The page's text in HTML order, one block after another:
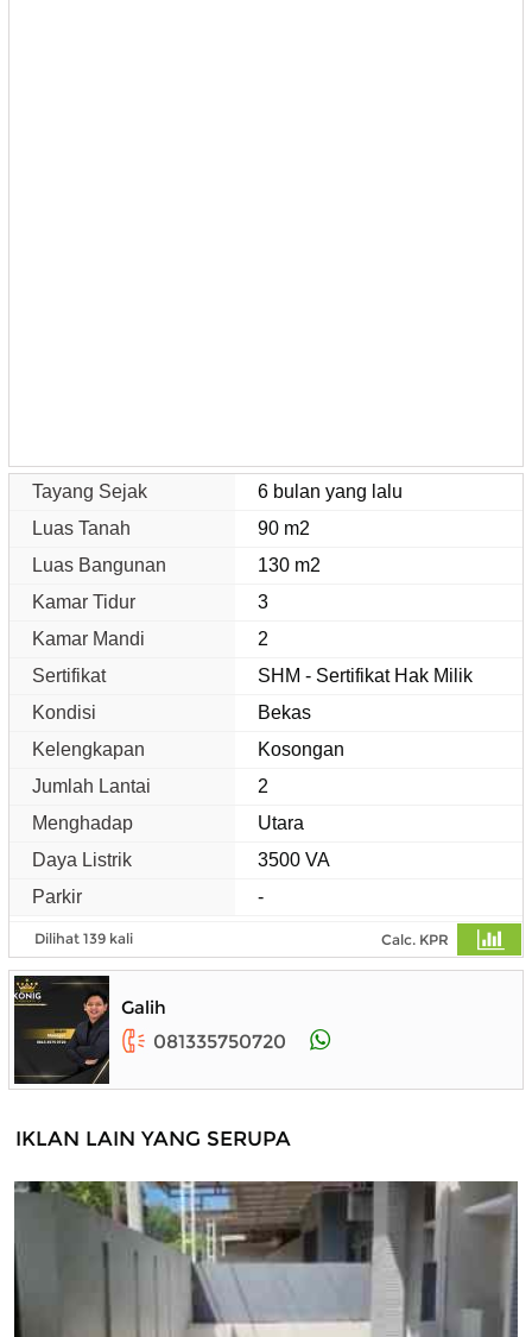
Tayang Sejak
6 bulan yang lalu
Luas Tanah
90 m2
Luas Bangunan
130 m2
Kamar Tidur
3
Kamar Mandi
2
Sertifikat
SHM - Sertifikat Hak Milik
Kondisi
Bekas
Kelengkapan
Kosongan
Jumlah Lantai
2
Menghadap
Utara
Daya Listrik
3500 VA
Parkir
-
Dilihat 139 kali Calc. KPR
Galih
081335750720
IKLAN LAIN YANG SERUPA